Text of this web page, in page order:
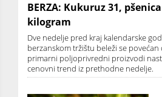
BERZA: Kukuruz 31,
kilogram
Dve nedelje pred kraj kalendarske
berzanskom tržištu beleži se povećan
primarni poljoprivredni proizvodi
cenovni trend iz prethodne nedelje.